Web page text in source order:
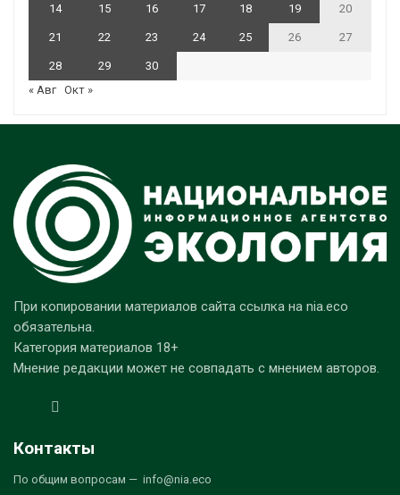
14 15 16 17 18 19 20
21 22 23 24 25 26 27
28 29
30
« Авг Окт »
При копировании материалов сайта ссылка на nia.eco
обязательна.
Категория материалов 18+
Мнение редакции может не совпадать с мнением авторов.
Контакты
По общим вопросам — info@nia.eco